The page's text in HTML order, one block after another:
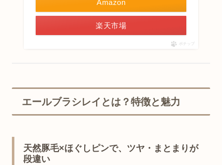
Amazon
楽天市場
ポチップ
エールブラシレイとは？特徴と魅力
天然豚毛×ほぐしピンで、ツヤ・まとまりが
段違い